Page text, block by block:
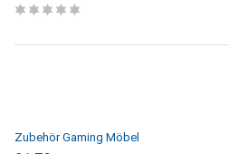
Zubehör Gaming Möbel